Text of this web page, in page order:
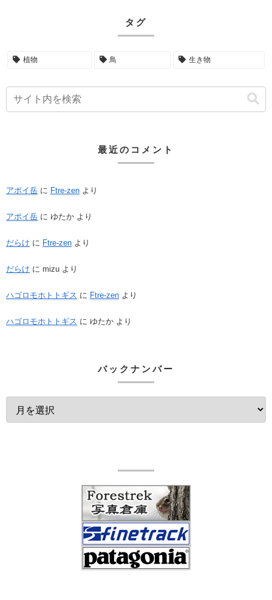
タグ
植物 鳥 生き物
最近のコメント
アポイ岳 に Ftre-zen より
アポイ岳 に ゆたか より
だらけ に Ftre-zen より
だらけ に mizu より
ハゴロモホトトギス に Ftre-zen より
ハゴロモホトトギス に ゆたか より
バックナンバー